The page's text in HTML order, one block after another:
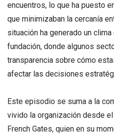
encuentros, lo que ha puesto
que minimizaban la cercanía
situación ha generado un
fundación, donde algunos
transparencia sobre cómo
afectar las decisiones
Este episodio se suma a la
vivido la organización desde
French Gates, quien en su